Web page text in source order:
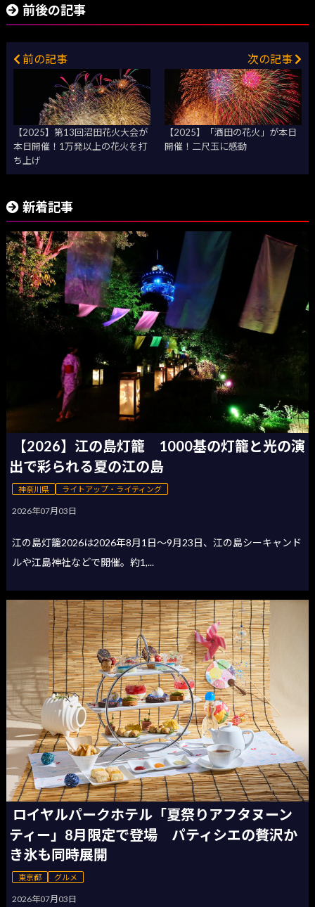
前後の記事
前の記事
【2025】第13回沼田花火大会が
本日開催！1万発以上の花火を打
ち上げ
次の記事
【2025】「酒田の花火」が本日
開催！二尺玉に感動
新着記事
【2026】江の島灯籠 1000基の灯籠と光の演
出で彩られる夏の江の島
神奈川県 ライトアップ・ライティング
2026年07月03日
江の島灯籠2026は2026年8月1日〜9月23日、江の島シーキャンド
ルや江島神社などで開催。約1,...
ロイヤルパークホテル「夏祭りアフタヌーン
ティー」8月限定で登場 パティシエの贅沢か
き氷も同時展開
東京都 グルメ
2026年07月03日